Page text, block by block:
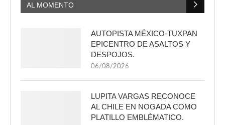
AL MOMENTO
AUTOPISTA MÉXICO-TUXPAN
EPICENTRO DE ASALTOS Y
DESPOJOS.
06/08/2026
LUPITA VARGAS RECONOCE
AL CHILE EN NOGADA COMO
PLATILLO EMBLÉMATICO.